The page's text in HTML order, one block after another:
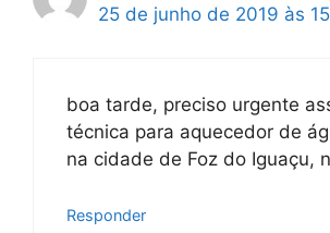
25 de junho de 2019 às
boa tarde, preciso urgente
técnica para aquecedor de
na cidade de Foz do Iguaçu,
Responder